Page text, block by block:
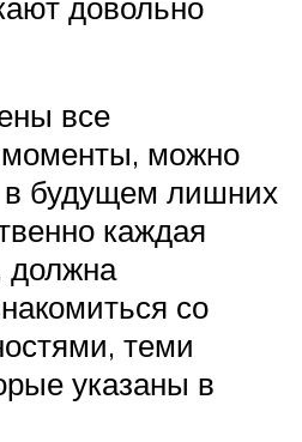
все
можно
в будущем лишних
каждая
должна
со
теми
указаны в